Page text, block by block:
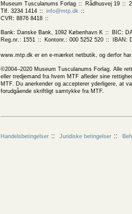
Museum Tusculanums Forlag Rådhusvej 19
Tlf. 3234 1414
info@mtp.dk
CVR: 8876 8418
Bank: Danske Bank, 1092 København K
BIC:
Reg.nr.: 1551
Kontonr.: 000 5252 520 IBAN:
www.mtp.dk er en e-mærket netbutik, og derfor
©2004–2020 Museum Tusculanums Forlag. Alle
eller tredjemand fra hvem MTF afleder sine
MTF. Du anerkender og accepterer yderligere, at
forudgående skriftligt samtykke fra MTF.
Handelsbetingelser Juridiske betingelser